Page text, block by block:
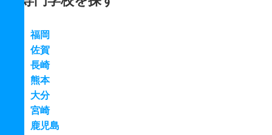
福岡
佐賀
長崎
熊本
大分
宮崎
鹿児島